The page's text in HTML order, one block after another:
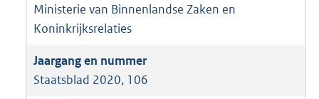
Ministerie van Binnenlandse Zaken en
Koninkrijksrelaties
Staatsblad 2020, 106